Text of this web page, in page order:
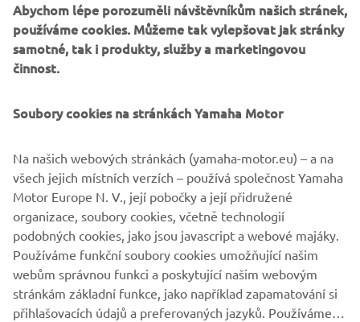
responsible for launching some of the most successful
vehicles that have captured the imagination of riders all
Sport Heritage motorcycles have established themselves
as clear class leaders by offering dynamic design together
with a new kind of riding emotion. Don’t miss them in this
gallery and virtual tour!
Visit EICMA website
Abychom lépe porozuměli návštěvníkům našich stránek,
používáme cookies. Můžeme tak vylepšovat jak stránky
samotné, tak i produkty, služby a marketingovou
činnost.
Soubory cookies na stránkách Yamaha Motor
Na našich webových stránkách (yamaha-motor.eu) – a na
všech jejich místních verzích – používá společnost Yamaha
Motor Europe N. V., její pobočky a její přidružené
organizace, soubory cookies, včetně technologií
podobných cookies, jako jsou javascript a webové majáky.
Používáme funkční soubory cookies umožňující našim
webům správnou funkci a poskytující našim webovým
stránkám základní funkce, jako například zapamatování si
přihlašovacích údajů a preferovaných jazyků. Používáme